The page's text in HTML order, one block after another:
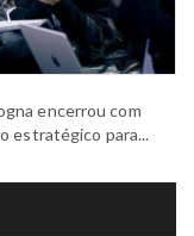
encerrou com
estratégico para...